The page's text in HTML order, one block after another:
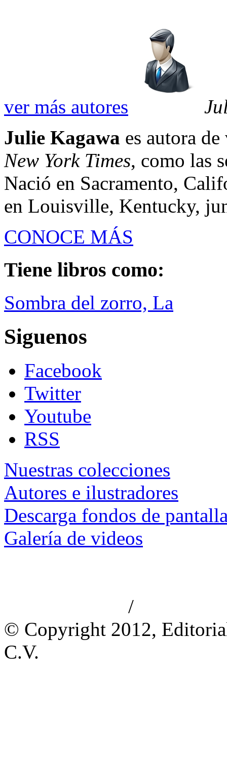
ver más autores
Julie Kagawa es autora
New York Times, como las
Nació en Sacramento,
en Louisville, Kentucky,
CONOCE MÁS
Tiene libros como:
Sombra del zorro, La
Siguenos
Facebook
Twitter
Youtube
RSS
Nuestras colecciones
Autores e ilustradores
Descarga fondos de
Galería de videos
/
© Copyright 2012,
C.V.